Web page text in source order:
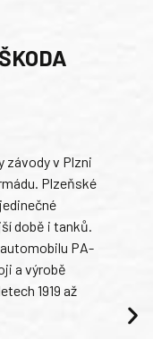
závody v Plzni
Plzeňské
době i tanků.
PA-
a výrobě
1919 až